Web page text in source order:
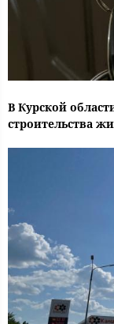
В Курской
строительства